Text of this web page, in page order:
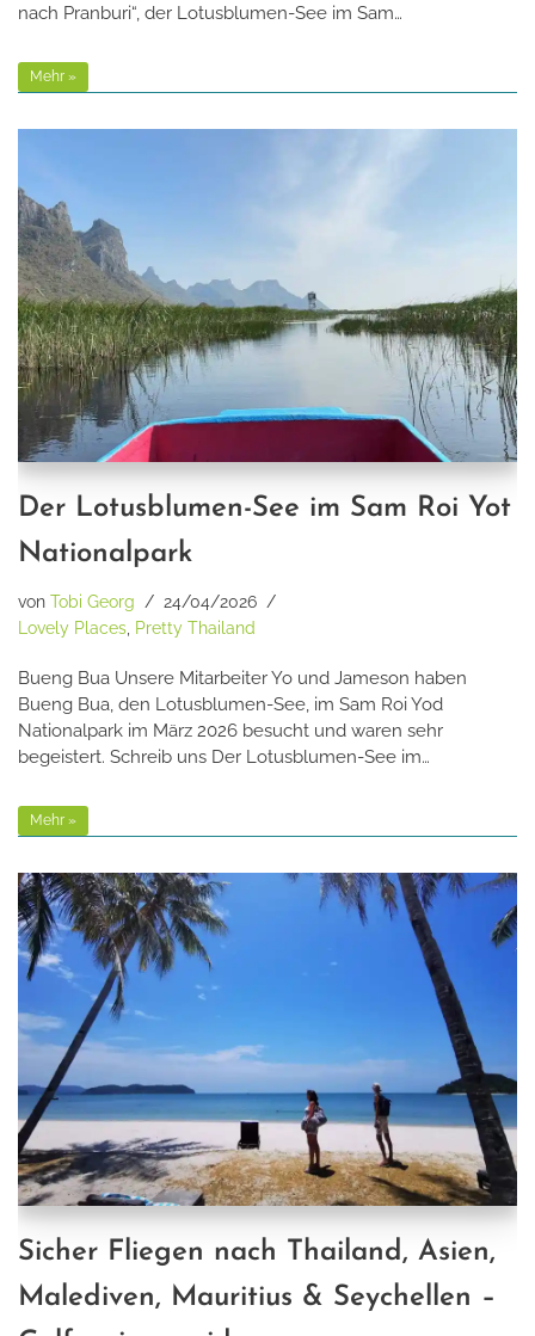
nach Pranburi“, der Lotusblumen-See im Sam…
Mehr »
Der Lotusblumen-See im Sam Roi Yot
Nationalpark
von Tobi Georg
24/04/2026
Lovely Places Pretty Thailand
Bueng Bua Unsere Mitarbeiter Yo und Jameson haben
Bueng Bua, den Lotusblumen-See, im Sam Roi Yod
Nationalpark im März 2026 besucht und waren sehr
begeistert. Schreib uns Der Lotusblumen-See im…
Mehr »
Sicher Fliegen nach Thailand, Asien,
Malediven, Mauritius & Seychellen –